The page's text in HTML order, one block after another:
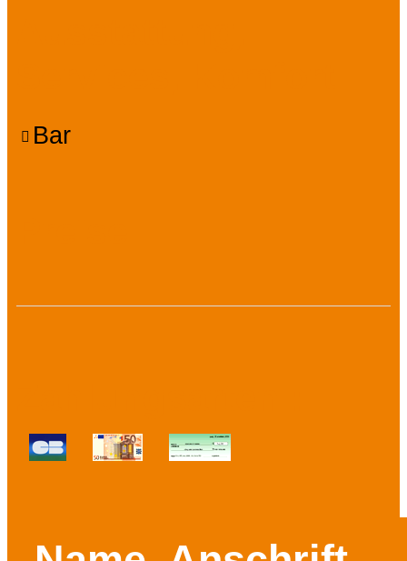
Bar